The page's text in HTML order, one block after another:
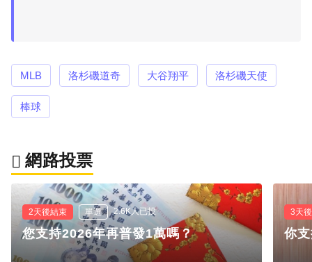
MLB 洛杉磯道奇 大谷翔平 洛杉磯天使
棒球
網路投票
2天後結束 單選 2.6K人已投
您支持2026年再普發1萬嗎？
3天
你